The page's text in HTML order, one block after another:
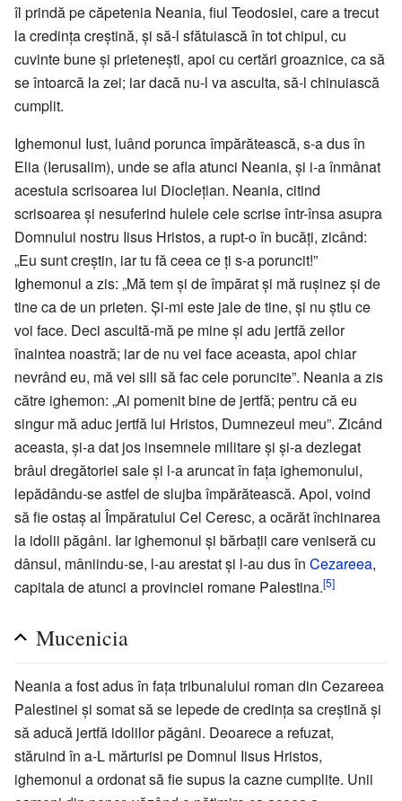
îl prindă pe căpetenia Neania, fiul Teodosiei, care a trecut
la credința creștină, și să-l sfătuiască în tot chipul, cu
cuvinte bune și prietenești, apoi cu certări groaznice, ca să
se întoarcă la zei; iar dacă nu-l va asculta, să-l chinuiască
cumplit.
Ighemonul Iust, luând porunca împărătească, s-a dus în
Elia (Ierusalim), unde se afla atunci Neania, și i-a înmânat
acestuia scrisoarea lui Dioclețian. Neania, citind
scrisoarea și nesuferind hulele cele scrise într-însa asupra
Domnului nostru Iisus Hristos, a rupt-o în bucăți, zicând:
„Eu sunt creștin, iar tu fă ceea ce ți s-a poruncit!”
Ighemonul a zis: „Mă tem și de împărat și mă rușinez și de
tine ca de un prieten. Şi-mi este jale de tine, și nu știu ce
voi face. Deci ascultă-mă pe mine și adu jertfă zeilor
înaintea noastră; iar de nu vei face aceasta, apoi chiar
nevrând eu, mă vei sili să fac cele poruncite”. Neania a zis
către ighemon: „Ai pomenit bine de jertfă; pentru că eu
singur mă aduc jertfă lui Hristos, Dumnezeul meu”. Zicând
aceasta, și-a dat jos insemnele militare și și-a dezlegat
brâul dregătoriei sale și l-a aruncat în fața ighemonului,
lepădându-se astfel de slujba împărătească. Apoi, voind
să fie ostaș al Împăratului Cel Ceresc, a ocărăt închinarea
la idolii păgâni. Iar ighemonul și bărbații care veniseră cu
dânsul, mâniindu-se, l-au arestat și l-au dus în Cezareea,
capitala de atunci a provinciei romane Palestina.[5]
Mucenicia
Neania a fost adus în fața tribunalului roman din Cezareea
Palestinei și somat să se lepede de credința sa creștină și
să aducă jertfă idolilor păgâni. Deoarece a refuzat,
stăruind în a-L mărturisi pe Domnul Iisus Hristos,
ighemonul a ordonat să fie supus la cazne cumplite. Unii